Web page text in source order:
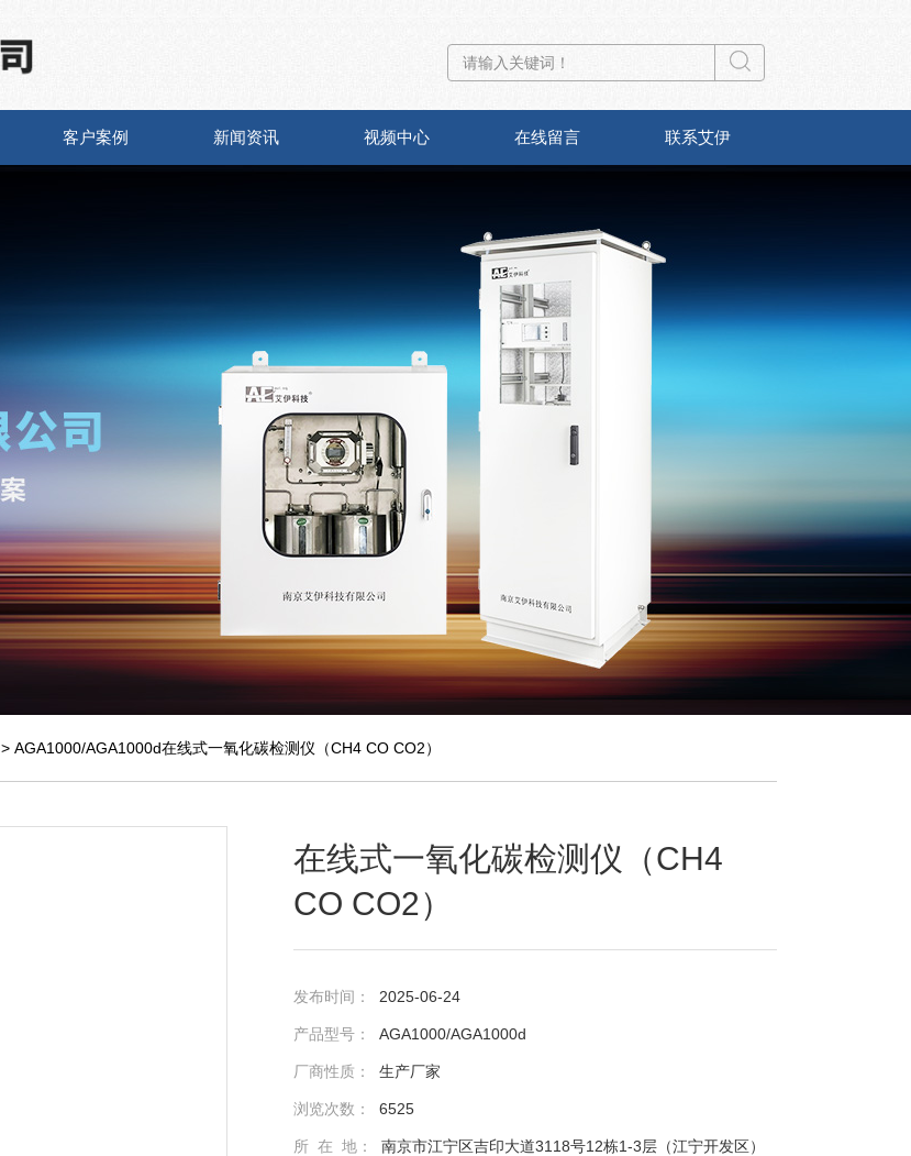
客户案例 新闻资讯 视频中心 在线留言 联系艾伊
> AGA1000/AGA1000d在线式一氧化碳检测仪（CH4 CO CO2）
在线式一氧化碳检测仪（CH4
CO CO2）
发布时间： 2025-06-24
产品型号： AGA1000/AGA1000d
厂商性质： 生产厂家
浏览次数： 6525
所 在 地： 南京市江宁区吉印大道3118号12栋1-3层（江宁开发区）